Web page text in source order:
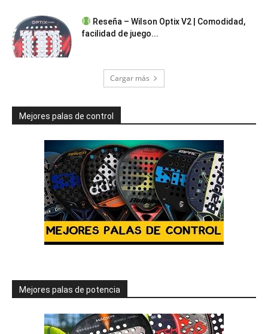
Reseña – Wilson Optix V2 | Comodidad,
facilidad de juego...
Cargar más
Mejores palas de control
Mejores palas de potencia